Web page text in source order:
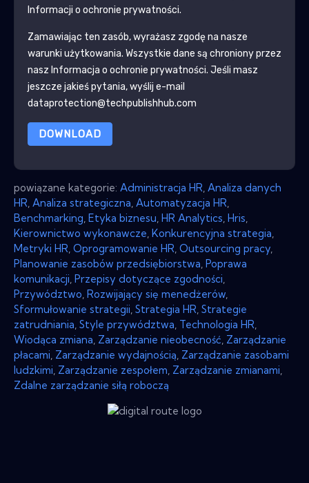
Informacji o ochronie prywatności.
Zamawiając ten zasób, wyrażasz zgodę na nasze
warunki użytkowania. Wszystkie dane są chroniony przez
nasz Informacja o ochronie prywatności. Jeśli masz
jeszcze jakieś pytania, wyślij e-mail
dataprotection@techpublishhub.com
DOWNLOAD
powiązane kategorie: Administracja HR Analiza danych
HR Analiza strategiczna Automatyzacja HR
Benchmarking Etyka biznesu HR Analytics Hris
Kierownictwo wykonawcze Konkurencyjna strategia
Metryki HR Oprogramowanie HR Outsourcing pracy
Planowanie zasobów przedsiębiorstwa Poprawa
komunikacji Przepisy dotyczące zgodności
Przywództwo Rozwijający się menedżerów
Sformułowanie strategii Strategia HR Strategie
zatrudniania Style przywództwa Technologia HR
Wiodąca zmiana Zarządzanie nieobecność Zarządzanie
płacami Zarządzanie wydajnością Zarządzanie zasobami
ludzkimi Zarządzanie zespołem Zarządzanie zmianami
Zdalne zarządzanie siłą roboczą